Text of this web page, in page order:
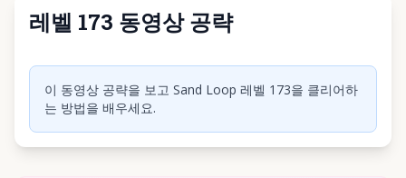
레벨 173 동영상 공략
동영상 재생하려면 클릭
이 동영상 공략을 보고 Sand Loop 레벨 173을 클리어하
는 방법을 배우세요.